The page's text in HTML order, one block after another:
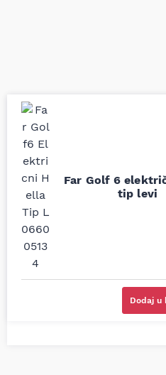
Far Golf 6
tip levi
Dodaj u
Uporedila sam sve
moguće online
prodavnice auto delova
i definitivno najbolje
cene su ovde. Kupila
sam više puta auto
delove iz MD Auto. Uvek
proizvođača i
odgovarajuću opremu.
Sve pohvale!
Svetlana Večerinović, Beograd